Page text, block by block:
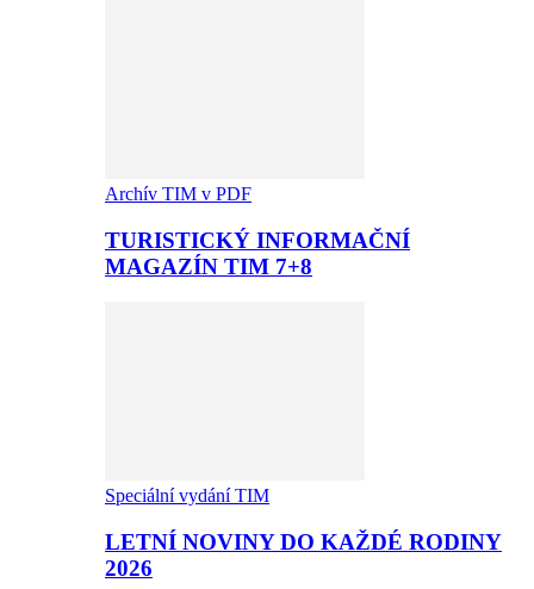
Archív TIM v PDF
TURISTICKÝ INFORMAČNÍ
MAGAZÍN TIM 7+8
Speciální vydání TIM
LETNÍ NOVINY DO KAŽDÉ RODINY
2026